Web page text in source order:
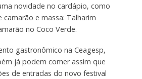
novidade no cardápio, como
camarão e massa: Talharim
no Coco Verde.
gastronômico na Ceagesp,
já podem comer assim que
de entradas do novo festival